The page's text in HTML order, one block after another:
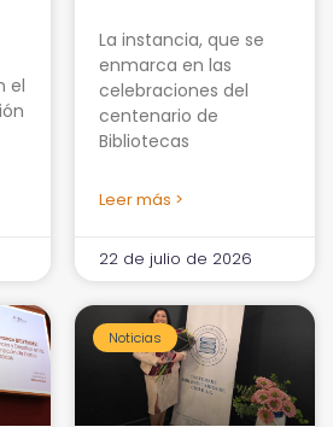
el
La instancia, que se
enmarca en las
celebraciones del
centenario de
Bibliotecas
Leer más >
22 de julio de 2026
Noticias